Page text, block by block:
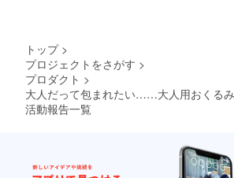
トップ >
プロジェクトをさがす >
プロダクト >
大人だって包まれたい……大人用おくる
活動報告一覧